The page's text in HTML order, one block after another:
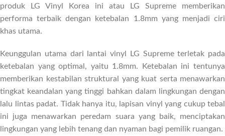
produk LG Vinyl Korea ini atau LG Supreme memberikan
performa terbaik dengan ketebalan 1.8mm yang menjadi ciri
khas utama.
Keunggulan utama dari lantai vinyl LG Supreme terletak pada
ketebalan yang optimal, yaitu 1.8mm. Ketebalan ini tentunya
memberikan kestabilan struktural yang kuat serta menawarkan
tingkat keandalan yang tinggi bahkan dalam lingkungan dengan
lalu lintas padat. Tidak hanya itu, lapisan vinyl yang cukup tebal
ini juga menawarkan peredam suara yang baik, menciptakan
lingkungan yang lebih tenang dan nyaman bagi pemilik ruangan.